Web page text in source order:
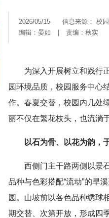
2026/05/15
信息来源： 校
编辑：晏如
责编：秋实
为深入开展树立和践行
园环境品质，校园服务中心
作。春夏交替，校园内几处
丽不仅在繁花枝头，也流淌
以石为骨、以花为韵，
西侧门主干路两侧以景
品种与色彩搭配“流动”的旱
园。山坡前以各色品种绣球
期交替、次第开放，形成四